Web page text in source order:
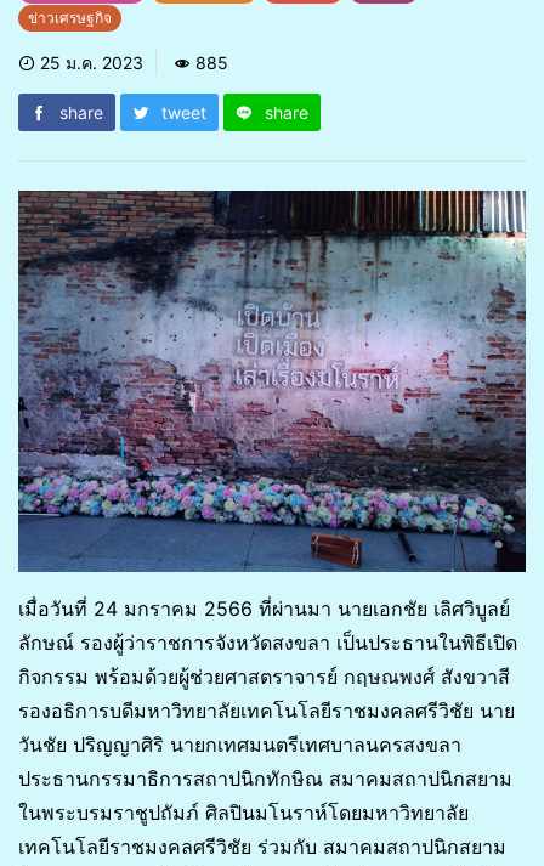
ข่าวเศรษฐกิจ
25 ม.ค. 2023 885
share tweet share
เมื่อวันที่ 24 มกราคม 2566 ที่ผ่านมา นายเอกชัย เลิศวิบูลย์
ลักษณ์ รองผู้ว่าราชการจังหวัดสงขลา เป็นประธานในพิธีเปิด
กิจกรรม พร้อมด้วยผู้ช่วยศาสตราจารย์ กฤษณพงศ์ สังขวาสี
รองอธิการบดีมหาวิทยาลัยเทคโนโลยีราชมงคลศรีวิชัย นาย
วันชัย ปริญญาศิริ นายกเทศมนตรีเทศบาลนครสงขลา
ประธานกรรมาธิการสถาปนิกทักษิณ สมาคมสถาปนิกสยาม
ในพระบรมราชูปถัมภ์ ศิลปินมโนราห์โดยมหาวิทยาลัย
เทคโนโลยีราชมงคลศรีวิชัย ร่วมกับ สมาคมสถาปนิกสยาม